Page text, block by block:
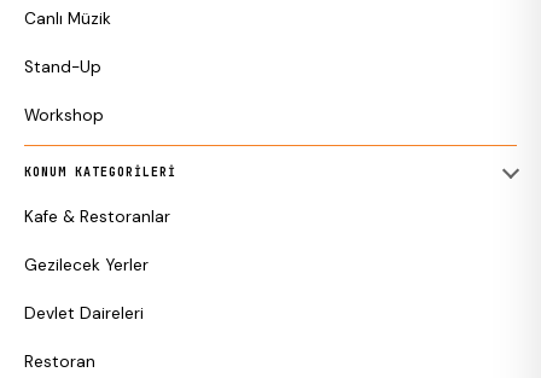
Canlı Müzik
Stand-Up
Workshop
KONUM KATEGORILERI
Kafe & Restoranlar
Gezilecek Yerler
Devlet Daireleri
Restoran